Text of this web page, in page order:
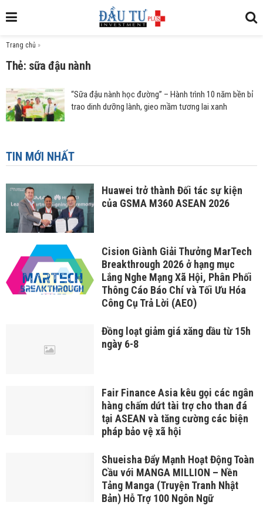
Trang chủ »
Thẻ: sữa đậu nành
“Sữa đậu nành học đường” – Hành trình 10 năm bền bỉ
trao dinh dưỡng lành, gieo mầm tương lai xanh
TIN MỚI NHẤT
Huawei trở thành Đối tác sự kiện
của GSMA M360 ASEAN 2026
Cision Giành Giải Thưởng MarTech
Breakthrough 2026 ở hạng mục
Lắng Nghe Mạng Xã Hội, Phân Phối
Thông Cáo Báo Chí và Tối Ưu Hóa
Công Cụ Trả Lời (AEO)
Đồng loạt giảm giá xăng dầu từ 15h
ngày 6-8
Fair Finance Asia kêu gọi các ngân
hàng chấm dứt tài trợ cho than đá
tại ASEAN và tăng cường các biện
pháp bảo vệ xã hội
Shueisha Đẩy Mạnh Hoạt Động Toàn
Cầu với MANGA MILLION – Nền
Tảng Manga (Truyện Tranh Nhật
Bản) Hỗ Trợ 100 Ngôn Ngữ